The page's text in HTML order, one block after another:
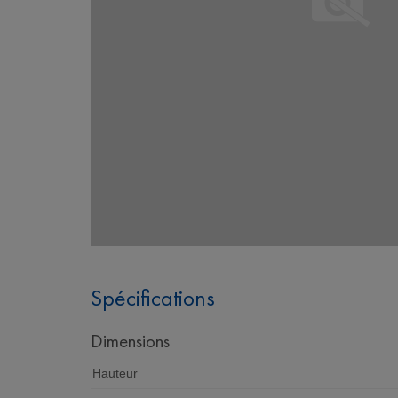
Spécifications
Dimensions
Hauteur